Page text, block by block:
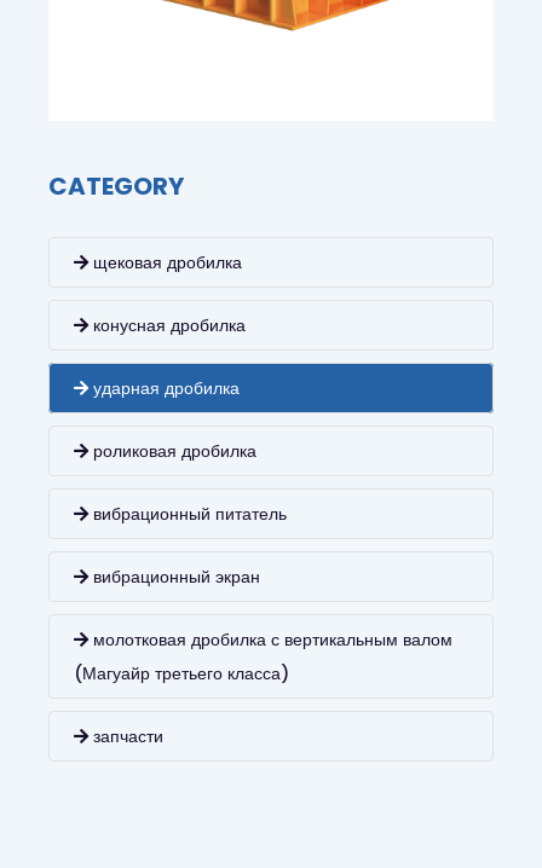
CATEGORY
щековая дробилка
конусная дробилка
ударная дробилка
роликовая дробилка
вибрационный питатель
вибрационный экран
молотковая дробилка с вертикальным валом
(Магуайр третьего класса)
запчасти